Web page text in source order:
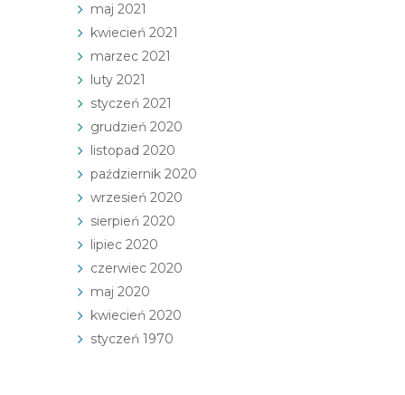
maj 2021
kwiecień 2021
marzec 2021
luty 2021
styczeń 2021
grudzień 2020
listopad 2020
październik 2020
wrzesień 2020
sierpień 2020
lipiec 2020
czerwiec 2020
maj 2020
kwiecień 2020
styczeń 1970